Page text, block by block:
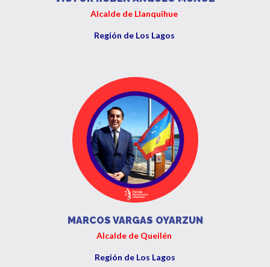
Alcalde de Llanquihue
Región de Los Lagos
MARCOS VARGAS OYARZUN
Alcalde de Queilén
Región de Los Lagos